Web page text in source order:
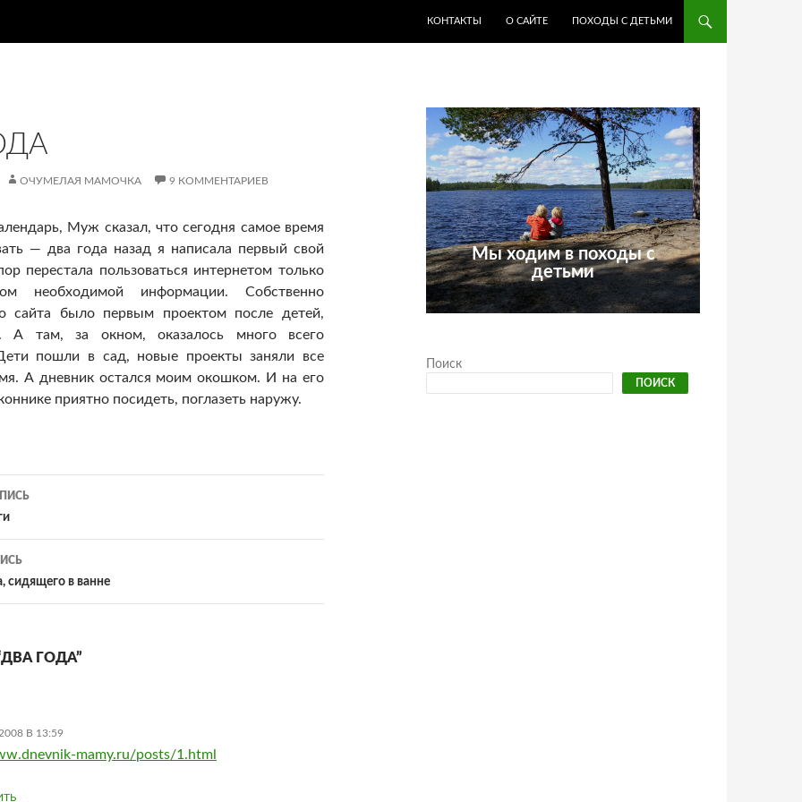
КОНТАКТЫ О САЙТЕ ПОХОДЫ С ДЕТЬМИ
ОЧУМЕЛАЯ МАМОЧКА 9 КОММЕНТАРИЕВ
Муж сказал, что сегодня самое время
— два года назад я написала первый свой
перестала пользоваться интернетом только
необходимой информации. Собственно
сайта было первым проектом после детей,
там, за окном, оказалось много всего
пошли в сад, новые проекты заняли все
А дневник остался моим окошком. И на его
приятно посидеть, поглазеть наружу.
сидящего в ванне
ГОДА”
В 13:59
mamy.ru/posts/1.html
Мы ходим в походы с
детьми
Поиск
ПОИСК